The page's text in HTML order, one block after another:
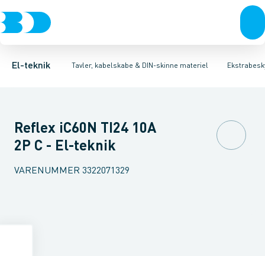
El-teknik Tavler, kabelskabe & DIN-skinne materiel
Afbrydere, stikkontakter & lampeudtagForgreningsmateriel
Tavler, kapsling og rackskabe Fordelings-/byggepladstavler
KombiafbryderFejlstrømsmodulNeozed D0 sikringselement
Reflex iC60N TI24 10A
2P C - El-teknik
VARENUMMER 3322071329